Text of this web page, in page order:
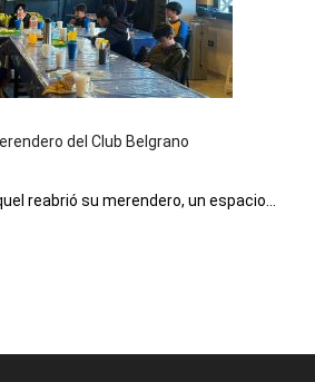
del Club Belgrano
reabrió su merendero, un espacio...